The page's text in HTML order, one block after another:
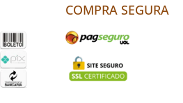
COMPRA SEGURA